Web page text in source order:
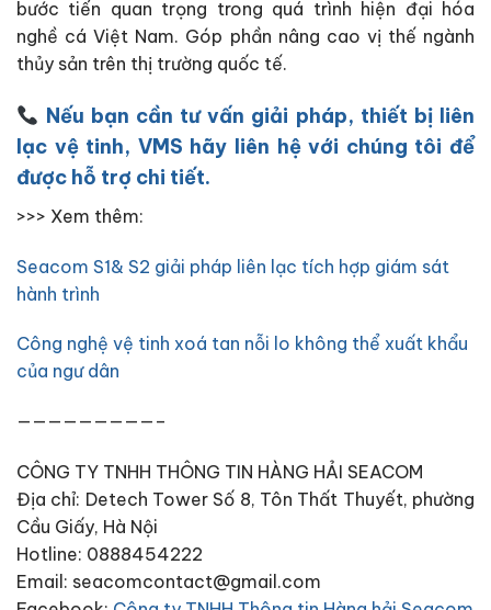
bước tiến quan trọng trong quá trình hiện đại hóa
nghề cá Việt Nam. Góp phần nâng cao vị thế ngành
thủy sản trên thị trường quốc tế.
Nếu bạn cần tư vấn giải pháp, thiết bị liên
lạc vệ tinh, VMS hãy liên hệ với chúng tôi để
được hỗ trợ chi tiết.
>>> Xem thêm:
Seacom S1& S2 giải pháp liên lạc tích hợp giám sát
hành trình
Công nghệ vệ tinh xoá tan nỗi lo không thể xuất khẩu
của ngư dân
—————————–
CÔNG TY TNHH THÔNG TIN HÀNG HẢI SEACOM
Địa chỉ: Detech Tower Số 8, Tôn Thất Thuyết, phường
Cầu Giấy, Hà Nội
Hotline: 0888454222
Email: seacomcontact@gmail.com